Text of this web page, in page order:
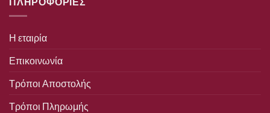
Η εταιρία
Επικοινωνία
Τρόποι Αποστολής
Τρόποι Πληρωμής